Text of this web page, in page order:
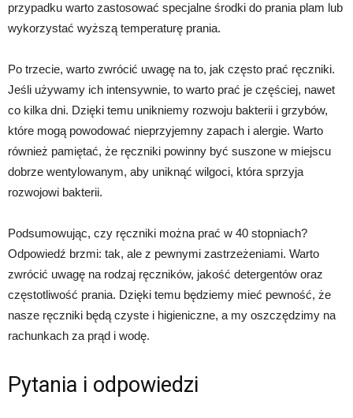
przypadku warto zastosować specjalne środki do prania plam lub
wykorzystać wyższą temperaturę prania.
Po trzecie, warto zwrócić uwagę na to, jak często prać ręczniki.
Jeśli używamy ich intensywnie, to warto prać je częściej, nawet
co kilka dni. Dzięki temu unikniemy rozwoju bakterii i grzybów,
które mogą powodować nieprzyjemny zapach i alergie. Warto
również pamiętać, że ręczniki powinny być suszone w miejscu
dobrze wentylowanym, aby uniknąć wilgoci, która sprzyja
rozwojowi bakterii.
Podsumowując, czy ręczniki można prać w 40 stopniach?
Odpowiedź brzmi: tak, ale z pewnymi zastrzeżeniami. Warto
zwrócić uwagę na rodzaj ręczników, jakość detergentów oraz
częstotliwość prania. Dzięki temu będziemy mieć pewność, że
nasze ręczniki będą czyste i higieniczne, a my oszczędzimy na
rachunkach za prąd i wodę.
Pytania i odpowiedzi